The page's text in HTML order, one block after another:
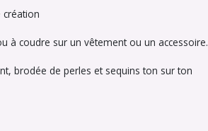
à coudre sur un vêtement ou un accessoire.
brodée de perles et sequins ton sur ton